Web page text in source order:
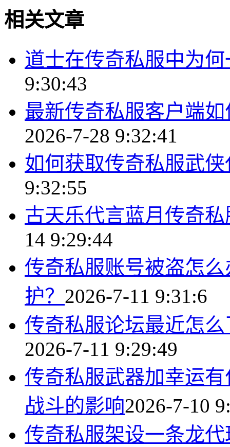
相关文章
道士在传奇私服中为
9:30:43
最新传奇私服客户端
2026-7-28 9:32:41
如何获取传奇私服武
9:32:55
古天乐代言蓝月传奇
14 9:29:44
传奇私服账号被盗怎
护？ 2026-7-11 9:31:6
传奇私服论坛最近怎
2026-7-11 9:29:49
传奇私服武器加幸运
战斗的影响2026-7-10
传奇私服架设一条龙